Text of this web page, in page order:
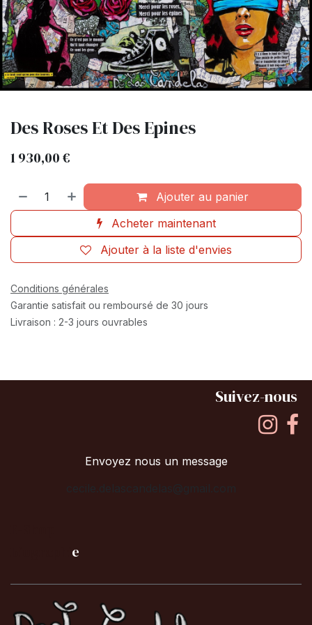
Des Roses Et Des Epines
1 930,00€
Ajouter au panier
Acheter maintenant
Ajouter à la liste d'envies
Conditions générales
Garantie satisfait ou remboursé de 30 jours
Livraison : 2-3 jours ouvrables
Suivez-nous
Envoyez nous un message
e